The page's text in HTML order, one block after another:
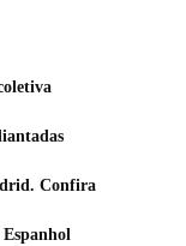
Confira